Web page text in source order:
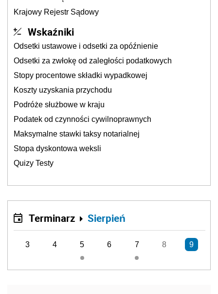
Krajowy Rejestr Sądowy
Wskaźniki
Odsetki ustawowe i odsetki za opóźnienie
Odsetki za zwłokę od zaległości podatkowych
Stopy procentowe składki wypadkowej
Koszty uzyskania przychodu
Podróże służbowe w kraju
Podatek od czynności cywilnoprawnych
Maksymalne stawki taksy notarialnej
Stopa dyskontowa weksli
Quizy Testy
Terminarz Sierpień
3 4 5 6 7 8 9